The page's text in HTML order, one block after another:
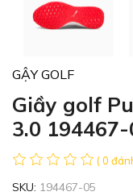
GẬY GOLF
Giầy golf
3.0
( 0
SKU: 194467-05